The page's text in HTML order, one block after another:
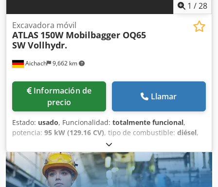
1 /28
Aichach 9,662 km
Excavadora móvil
ATLAS 150W Mobilbagger OQ65
SW Vollhydr.
Información de
precio
Llamar
Estado: usado, Funcionalidad: totalmente funcional,
potencia: 95 kW (129.16 CV), tipo de combustible: diésel,
, peso operativo:
neumático:315/70 R22,5, Año de fabricación:2014, horas
de funcionamiento:10,800 h , Equipamiento:aire
acondicionado, brazo ajustable, cámara de visión trasera,
dispositivo de cambio rápido, sistema de lubricación